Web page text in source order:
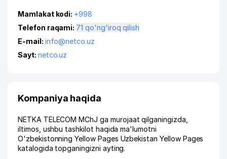
Mamlakat kodi: +998
Telefon raqami:
71 qo'ng'iroq qilish
E-mail: info@netco.uz
Sayt: netco.uz
Kompaniya haqida
NETKA TELECOM MChJ ga murojaat qilganingizda,
iltimos, ushbu tashkilot haqida ma'lumotni
O'zbekistonning Yellow Pages Uzbekistan Yellow Pages
katalogida topganingizni ayting.